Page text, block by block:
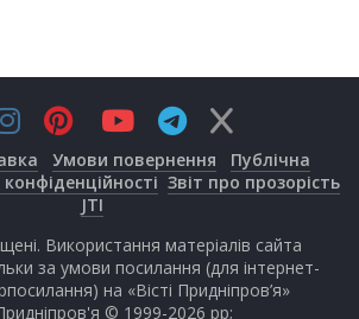
Умови повернення
Публічна
Звіт про прозорість
JTI
Використання матеріалів сайта
за умови посилання (для інтернет-
на «Вісті Придніпров’я»
© 1999-2026 рр;